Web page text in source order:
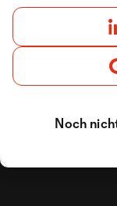
Noch